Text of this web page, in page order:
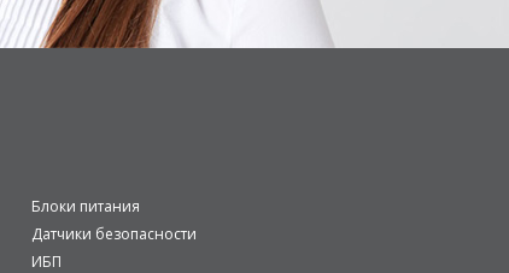
Блоки питания
Датчики безопасности
ИБП